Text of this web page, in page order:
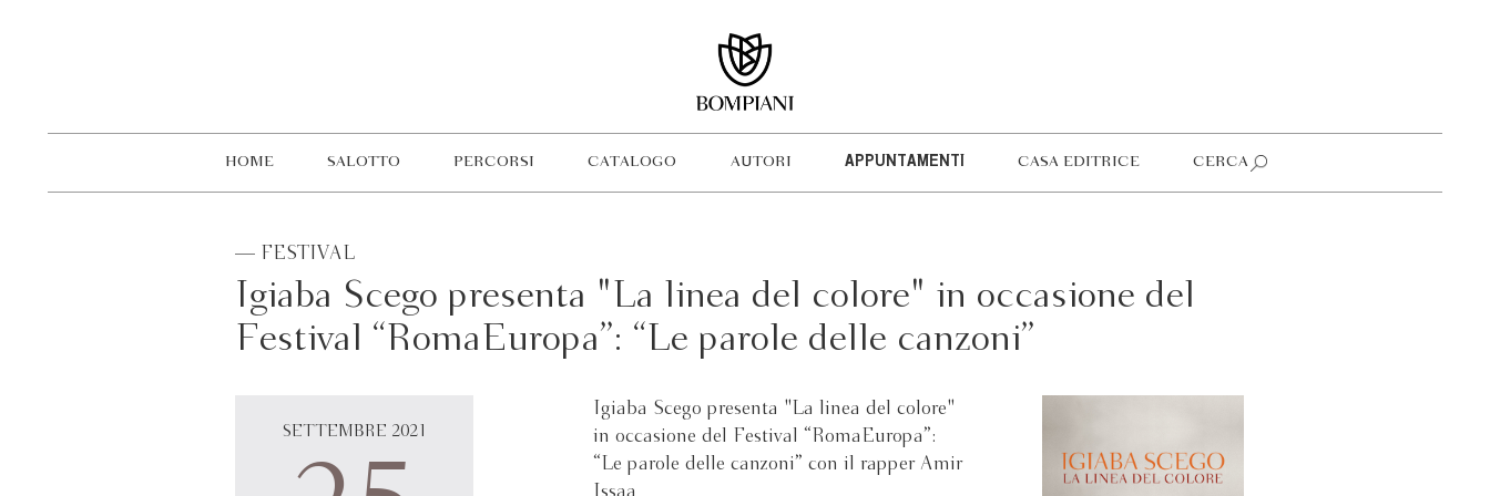
HOME SALOTTO PERCORSI CATALOGO AUTORI APPUNTAMENTI CASA EDITRICE CERCA
— FESTIVAL
Igiaba Scego presenta "La linea del colore" in occasione del
Festival “RomaEuropa”: “Le parole delle canzoni”
SETTEMBRE 2021
Igiaba Scego presenta "La linea del colore"
in occasione del Festival “RomaEuropa”:
“Le parole delle canzoni” con il rapper Amir
Issaa